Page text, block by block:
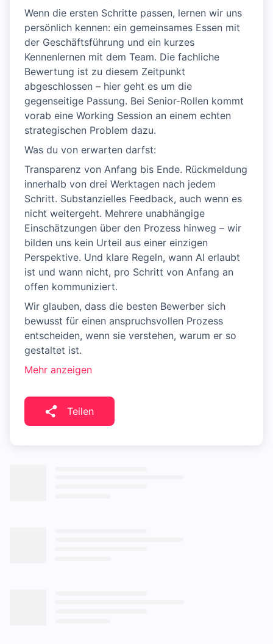
Wenn die ersten Schritte passen, lernen wir uns
persönlich kennen: ein gemeinsames Essen mit
der Geschäftsführung und ein kurzes
Kennenlernen mit dem Team. Die fachliche
Bewertung ist zu diesem Zeitpunkt
abgeschlossen – hier geht es um die
gegenseitige Passung. Bei Senior-Rollen kommt
vorab eine Working Session an einem echten
strategischen Problem dazu.
Was du von erwarten darfst:
Transparenz von Anfang bis Ende. Rückmeldung
innerhalb von drei Werktagen nach jedem
Schritt. Substanzielles Feedback, auch wenn es
nicht weitergeht. Mehrere unabhängige
Einschätzungen über den Prozess hinweg – wir
bilden uns kein Urteil aus einer einzigen
Perspektive. Und klare Regeln, wann AI erlaubt
ist und wann nicht, pro Schritt von Anfang an
offen kommuniziert.
Wir glauben, dass die besten Bewerber sich
bewusst für einen anspruchsvollen Prozess
entscheiden, wenn sie verstehen, warum er so
gestaltet ist.
Mehr anzeigen
Teilen